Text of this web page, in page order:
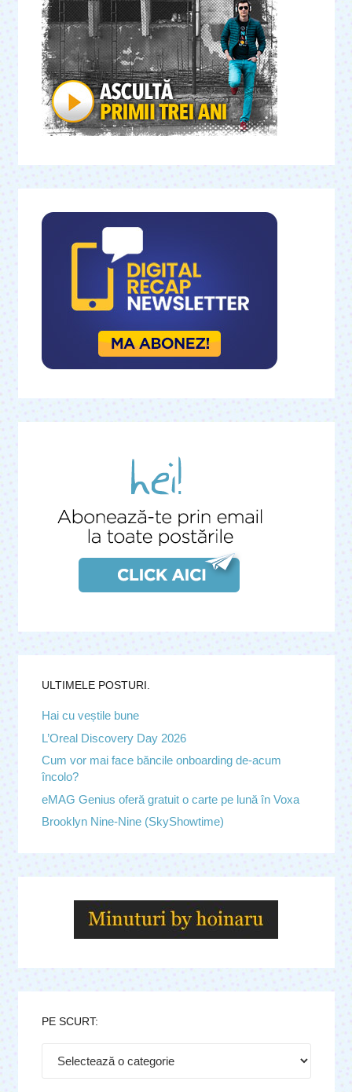
ULTIMELE POSTURI.
Hai cu veștile bune
L’Oreal Discovery Day 2026
Cum vor mai face băncile onboarding de-acum
încolo?
eMAG Genius oferă gratuit o carte pe lună în Voxa
Brooklyn Nine-Nine (SkyShowtime)
PE SCURT: